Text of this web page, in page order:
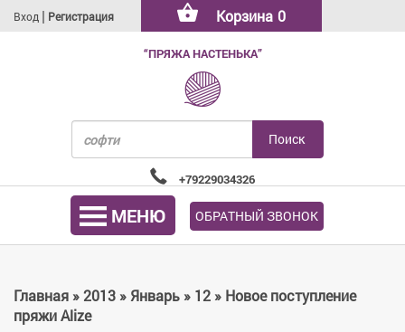
Вход | Регистрация Корзина 0
“ПРЯЖА НАСТЕНЬКА”
+79229034326
МЕНЮ ОБРАТНЫЙ ЗВОНОК
Главная»2013» Январь» 12» Новое поступление
пряжи Alize